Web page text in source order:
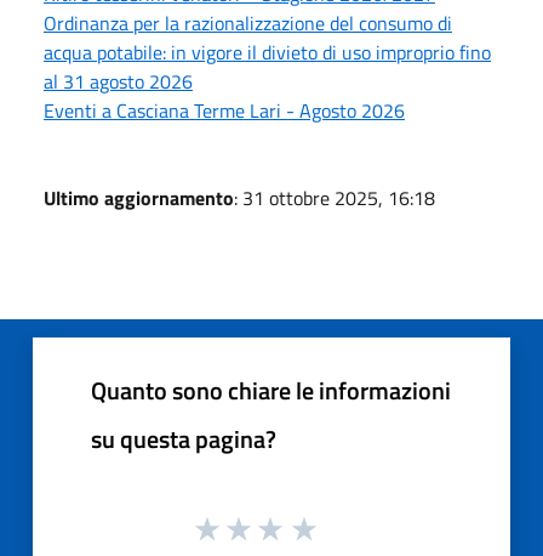
Ordinanza per la razionalizzazione del consumo di
acqua potabile: in vigore il divieto di uso improprio fino
al 31 agosto 2026
Eventi a Casciana Terme Lari - Agosto 2026
Ultimo aggiornamento: 31 ottobre 2025, 16:18
Quanto sono chiare le informazioni
su questa pagina?